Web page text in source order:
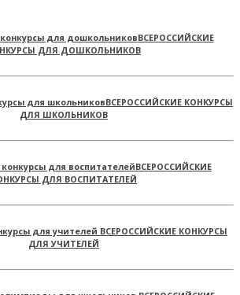
ВСЕРОССИЙСКИЕ
ДЛЯ ДОШКОЛЬНИКОВ
ВСЕРОССИЙСКИЕ КОНКУРСЫ
ДЛЯ ШКОЛЬНИКОВ
ВСЕРОССИЙСКИЕ
ДЛЯ ВОСПИТАТЕЛЕЙ
ВСЕРОССИЙСКИЕ КОНКУРСЫ
ДЛЯ УЧИТЕЛЕЙ